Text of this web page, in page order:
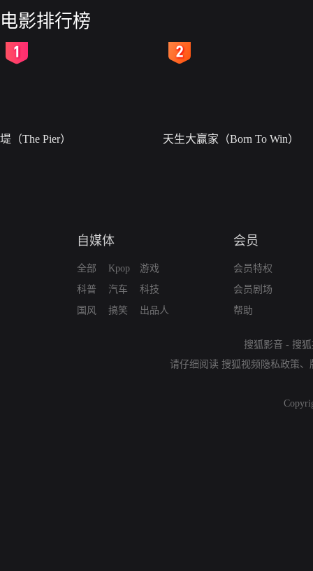
电影排行榜
堤（The Pier） 天生大赢家（Born To Win）
自媒体
全部
科普
国风
Kpop
汽车
搞笑
游戏
科技
出品人
会员
会员特权
会员剧场
帮助
搜狐影音 - 搜
请仔细阅读 搜狐视频隐私政策、